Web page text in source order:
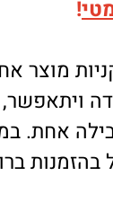
!
מוצר אחד
אחת.
ברוב